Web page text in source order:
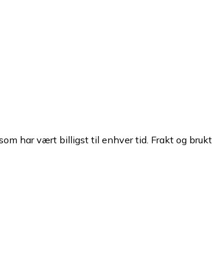
har vært billigst til enhver tid. Frakt og